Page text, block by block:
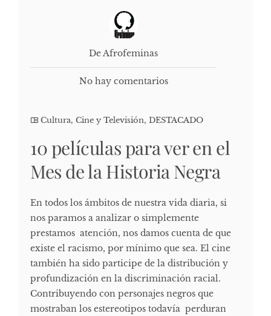
De Afrofeminas
No hay comentarios
Cultura, Cine y Televisión, DESTACADO
10 películas para ver en el
Mes de la Historia Negra
En todos los ámbitos de nuestra vida diaria, si
nos paramos a analizar o simplemente
prestamos atención, nos damos cuenta de que
existe el racismo, por mínimo que sea. El cine
también ha sido participe de la distribución y
profundización en la discriminación racial.
Contribuyendo con personajes negros que
mostraban los estereotipos todavía perduran